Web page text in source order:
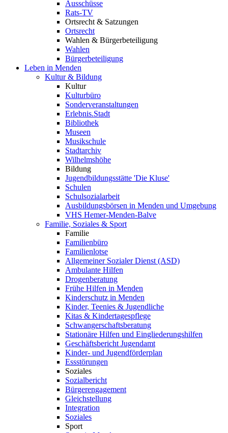
Ausschüsse
Rats-TV
Ortsrecht & Satzungen
Ortsrecht
Wahlen & Bürgerbeteiligung
Wahlen
Bürgerbeteiligung
Leben in Menden
Kultur & Bildung
Kultur
Kulturbüro
Sonderveranstaltungen
Erlebnis.Stadt
Bibliothek
Museen
Musikschule
Stadtarchiv
Wilhelmshöhe
Bildung
Jugendbildungsstätte 'Die Kluse'
Schulen
Schulsozialarbeit
Ausbildungsbörsen in Menden und Umgebung
VHS Hemer-Menden-Balve
Familie, Soziales & Sport
Familie
Familienbüro
Familienlotse
Allgemeiner Sozialer Dienst (ASD)
Ambulante Hilfen
Drogenberatung
Frühe Hilfen in Menden
Kinderschutz in Menden
Kinder, Teenies & Jugendliche
Kitas & Kindertagespflege
Schwangerschaftsberatung
Stationäre Hilfen und Eingliederungshilfen
Geschäftsbericht Jugendamt
Kinder- und Jugendförderplan
Essstörungen
Soziales
Sozialbericht
Bürgerengagement
Gleichstellung
Integration
Soziales
Sport